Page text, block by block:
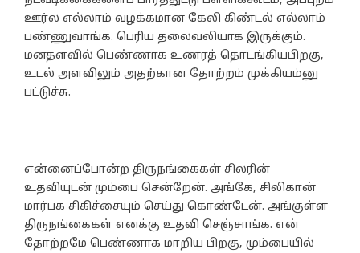
ஊர்ல எல்லாம் வழக்கமான கேலி கிண்டல் எல்லாம்
பண்ணுவாங்க. பெரிய தலைவலியாக இருக்கும்.
மனதளவில் பெண்ணாக உணரத் தொடங்கியபிறகு,
உடல் அளவிலும் அதற்கான தோற்றம் முக்கியம்னு
பட்டுச்சு.
என்னைப்போன்ற திருநங்கைகள் சிலரின்
உதவியுடன் மும்பை சென்றேன். அங்கே, சிலிகான்
மார்பக சிகிச்சையும் செய்து கொண்டேன். அங்குள்ள
திருநங்கைகள் எனக்கு உதவி செஞ்சாங்க. என்
தோற்றமே பெண்ணாக மாறிய பிறகு, மும்பையில்